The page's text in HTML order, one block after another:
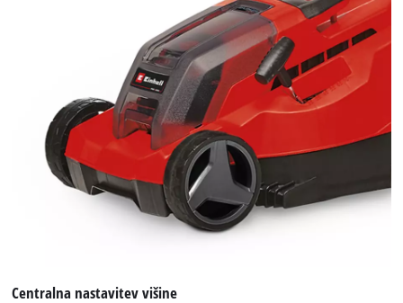
Centralna nastavitev višine